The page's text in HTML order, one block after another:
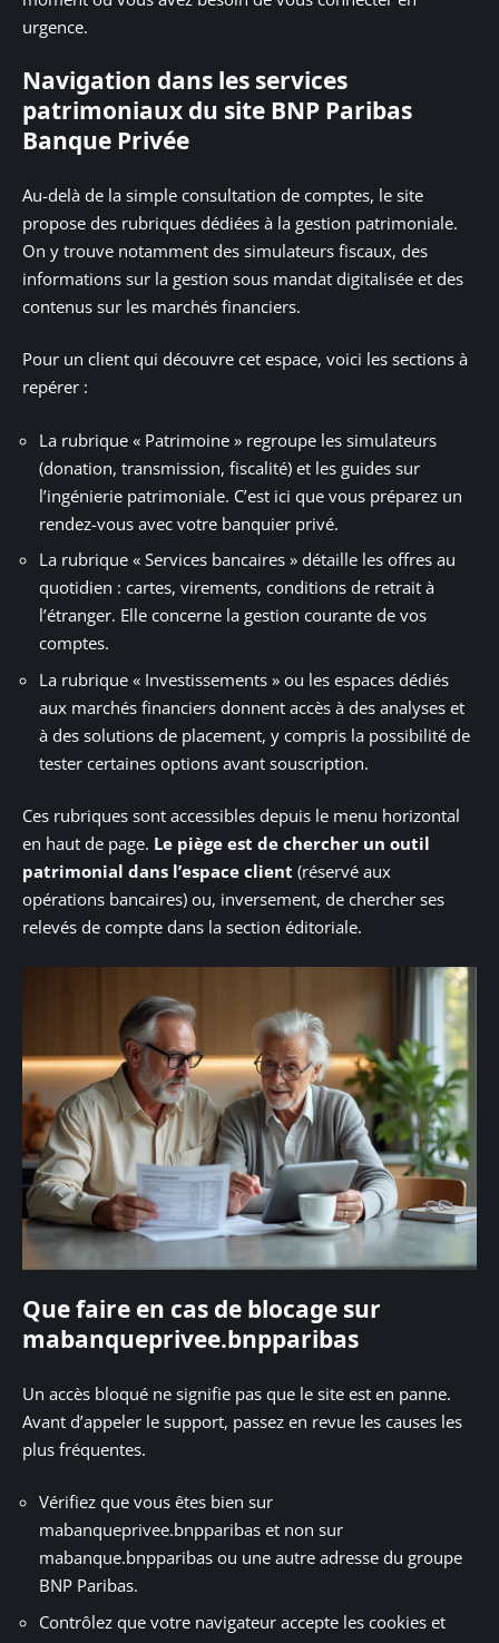
urgence.
Navigation dans les services
patrimoniaux du site BNP Paribas
Banque Privée
Au-delà de la simple consultation de comptes, le site
propose des rubriques dédiées à la gestion patrimoniale.
On y trouve notamment des simulateurs fiscaux, des
informations sur la gestion sous mandat digitalisée et des
contenus sur les marchés financiers.
Pour un client qui découvre cet espace, voici les sections à
repérer :
La rubrique « Patrimoine » regroupe les simulateurs
(donation, transmission, fiscalité) et les guides sur
l’ingénierie patrimoniale. C’est ici que vous préparez un
rendez-vous avec votre banquier privé.
La rubrique « Services bancaires » détaille les offres au
quotidien : cartes, virements, conditions de retrait à
l’étranger. Elle concerne la gestion courante de vos
comptes.
La rubrique « Investissements » ou les espaces dédiés
aux marchés financiers donnent accès à des analyses et
à des solutions de placement, y compris la possibilité de
tester certaines options avant souscription.
Ces rubriques sont accessibles depuis le menu horizontal
en haut de page. Le piège est de chercher un outil
patrimonial dans l’espace client (réservé aux
opérations bancaires) ou, inversement, de chercher ses
relevés de compte dans la section éditoriale.
Que faire en cas de blocage sur
mabanqueprivee.bnpparibas
Un accès bloqué ne signifie pas que le site est en panne.
Avant d’appeler le support, passez en revue les causes les
plus fréquentes.
Vérifiez que vous êtes bien sur
mabanqueprivee.bnpparibas et non sur
mabanque.bnpparibas ou une autre adresse du groupe
BNP Paribas.
Contrôlez que votre navigateur accepte les cookies et